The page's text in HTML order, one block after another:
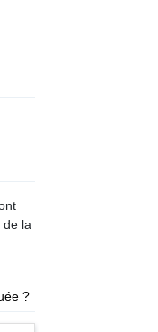
de la
?